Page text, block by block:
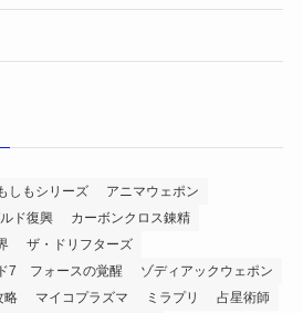
しもシリーズ
アニマウェポン
ド復興
カーボンクロス錬精
ザ・ドリフターズ
7 フォースの覚醒
ゾディアックウェポン
略 マイコプラズマ ミラプリ
占星術師